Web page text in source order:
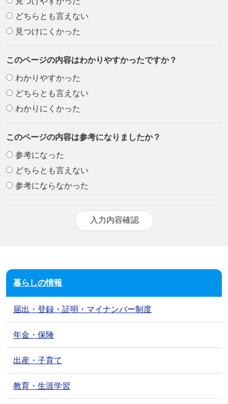
どちらとも言えない
見つけにくかった
このページの内容はわかりやすかったですか？
わかりやすかった
どちらとも言えない
わかりにくかった
このページの内容は参考になりましたか？
参考になった
どちらとも言えない
参考にならなかった
暮らしの情報
届出・登録・証明・マイナンバー制度
年金・保険
出産・子育て
教育・生涯学習